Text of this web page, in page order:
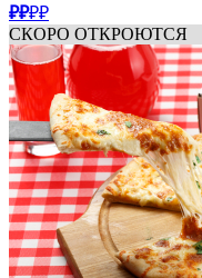
₽₽₽₽
СКОРО ОТКРОЮТСЯ